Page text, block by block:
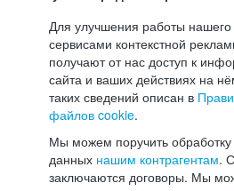
Для улучшения работы
сервисами контекстной
получают от нас доступ к
сайта и ваших действиях на
таких сведений описан в
файлов cookie.
Мы можем поручить
данных нашим контрагентам.
заключаются договоры. Мы